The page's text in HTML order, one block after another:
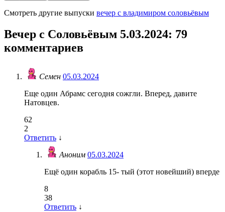
Смотреть другие выпуски вечер с владимиром соловьёвым
Вечер с Соловьёвым 5.03.2024: 79
комментариев
Семен 05.03.2024
Еще один Абрамс сегодня сожгли. Вперед, давите
Натовцев.
62
2
Ответить ↓
Аноним 05.03.2024
Ещё один корабль 15- тый (этот новейший) вперде
8
38
Ответить ↓